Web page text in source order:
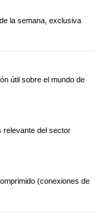
la semana, exclusiva
útil sobre el mundo de
relevante del sector
(conexiones de